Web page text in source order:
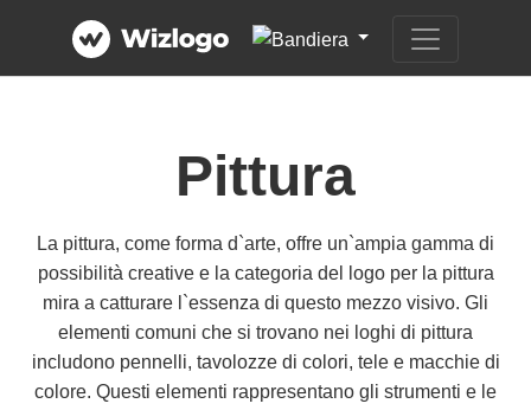
Pittura
La pittura, come forma d`arte, offre un`ampia gamma di
possibilità creative e la categoria del logo per la pittura
mira a catturare l`essenza di questo mezzo visivo. Gli
elementi comuni che si trovano nei loghi di pittura
includono pennelli, tavolozze di colori, tele e macchie di
colore. Questi elementi rappresentano gli strumenti e le